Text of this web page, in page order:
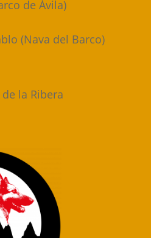
de Ávila)
(Nava del Barco)
la Ribera